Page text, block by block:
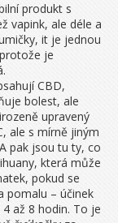
produkt s
vapink, ale déle a
, it je jednou
je
.
CBD,
bolest, ale
upravený
ale s mírně jiným
pak jsou tu ty, co
která může
pokud se
pomalu – účinek
až 8 hodin. To je